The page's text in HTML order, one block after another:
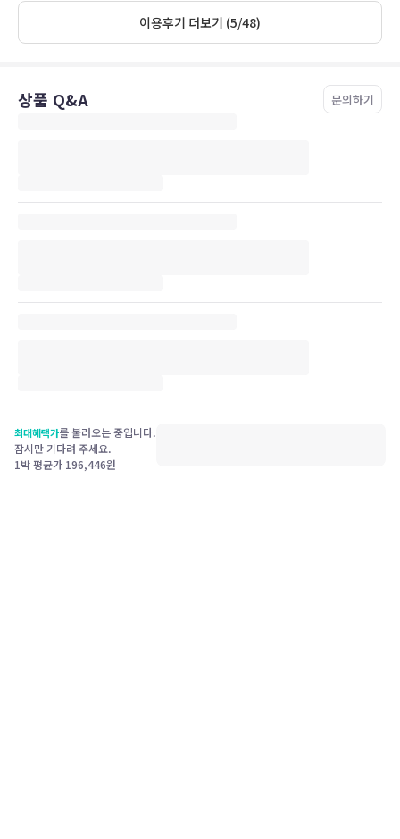
이용후기 더보기 (5/48)
상품 Q&A 문의하기
최대혜택가를 불러오는 중입니다.
잠시만 기다려 주세요.
1박 평균가 196,446원